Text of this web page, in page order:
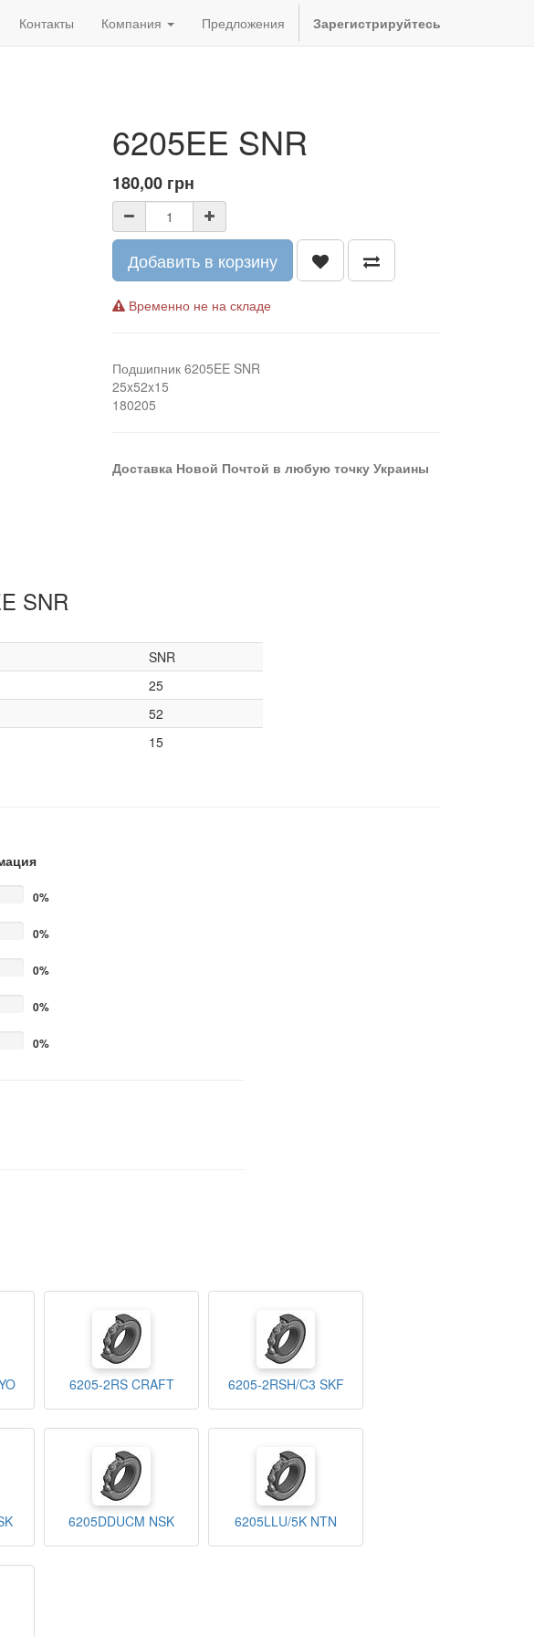
Контакты Компания Предложения Зарегистрируйтесь
6205EE SNR
180,00 грн
Добавить в корзину
Временно не на складе
Подшипник 6205EE SNR
25x52x15
180205
Доставка Новой Почтой в любую точку Украины
SNR
SNR
25
52
15
0%
0%
0%
0%
0%
6205-2RS CRAFT 6205-2RSH/C3 SKF
6205DDUCM NSK 6205LLU/5K NTN